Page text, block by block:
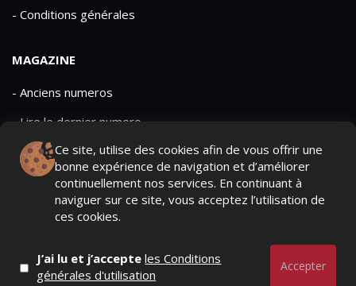
Ce site, utilise des cookies afin de vous offrir une
bonne expérience de navigation et d’améliorer
continuellement nos services. En continuant à
naviguer sur ce site, vous acceptez l’utilisation de
ces cookies.
J’ai lu et j’accepteles Conditions
générales d'utilisation
Accepter
- Conditions générales
MAGAZINE
- Anciens numeros
- Lire le dernier numero
- Publicite
CONTACTEZ-NOUS
MENTIONS LÉGALES